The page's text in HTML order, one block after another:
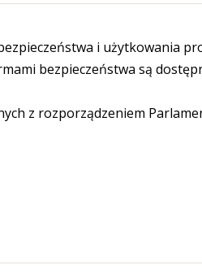
i użytkowania
bezpieczeństwa są
z rozporządzeniem